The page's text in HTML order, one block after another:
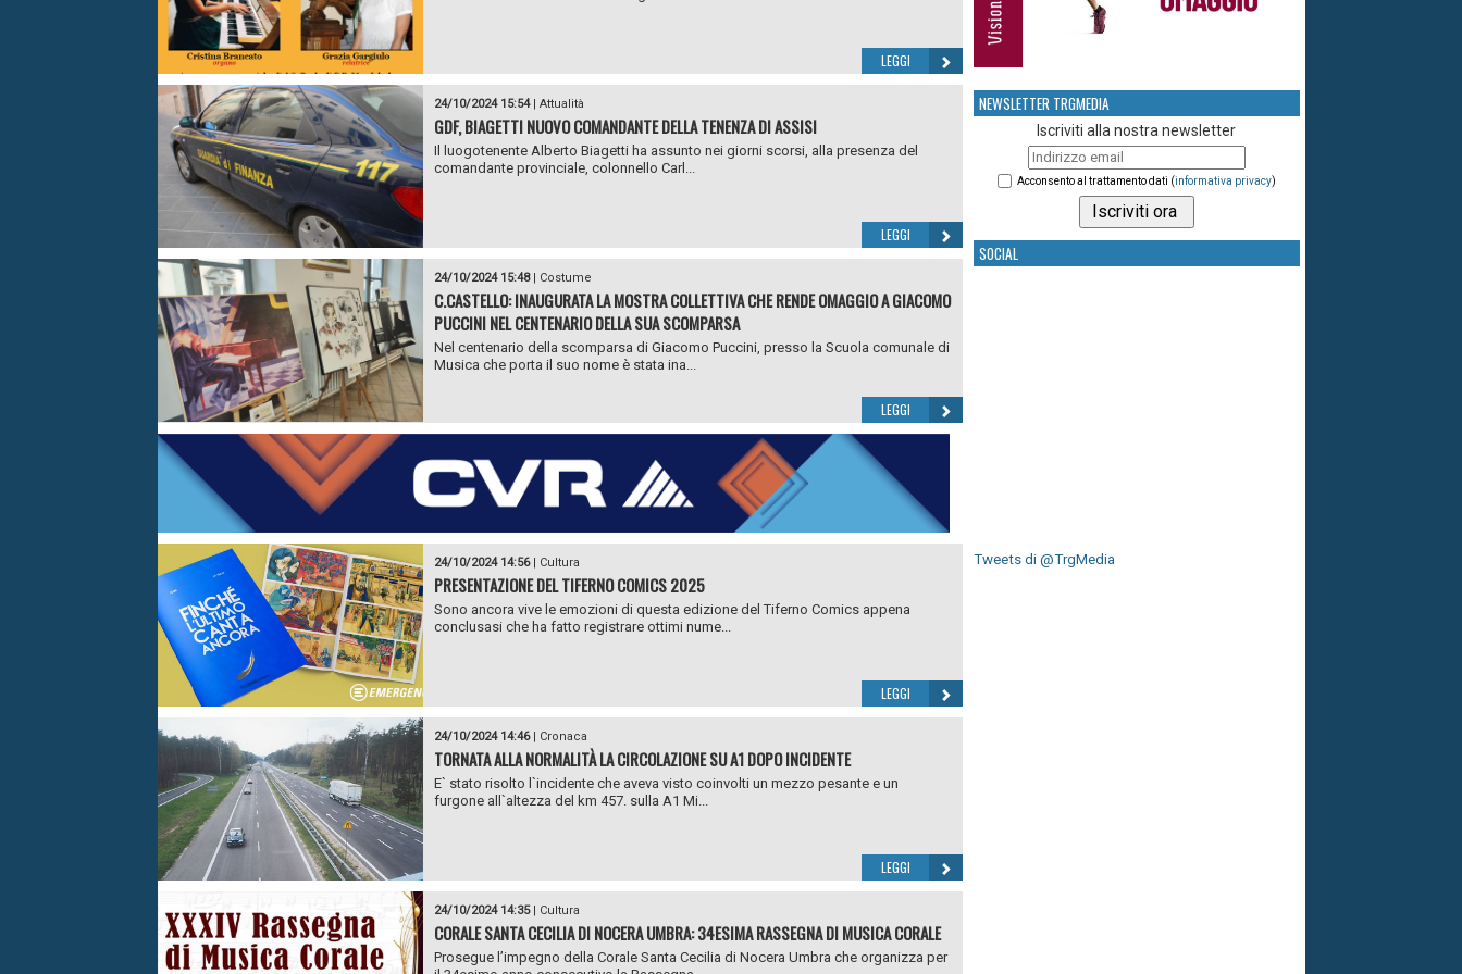
LEGGI
24/10/2024 15:54| Attualità
GDF, BIAGETTI NUOVO COMANDANTE DELLA TENENZA DI ASSISI
Il luogotenente Alberto Biagetti ha assunto nei giorni scorsi, alla presenza del
comandante provinciale, colonnello Carl...
LEGGI
24/10/2024 15:48| Costume
C.CASTELLO: INAUGURATA LA MOSTRA COLLETTIVA CHE RENDE OMAGGIO A GIACOMO
PUCCINI NEL CENTENARIO DELLA SUA SCOMPARSA
Nel centenario della scomparsa di Giacomo Puccini, presso la Scuola comunale di
Musica che porta il suo nome è stata ina...
LEGGI
24/10/2024 14:56| Cultura
PRESENTAZIONE DEL TIFERNO COMICS 2025
Sono ancora vive le emozioni di questa edizione del Tiferno Comics appena
conclusasi che ha fatto registrare ottimi nume...
LEGGI
24/10/2024 14:46| Cronaca
TORNATA ALLA NORMALITÀ LA CIRCOLAZIONE SU A1 DOPO INCIDENTE
E` stato risolto l`incidente che aveva visto coinvolti un mezzo pesante e un
furgone all`altezza del km 457. sulla A1 Mi...
LEGGI
24/10/2024 14:35| Cultura
CORALE SANTA CECILIA DI NOCERA UMBRA: 34ESIMA RASSEGNA DI MUSICA CORALE
Prosegue l’impegno della Corale Santa Cecilia di Nocera Umbra che organizza per
NEWSLETTER TRGMEDIA
Iscriviti alla nostra newsletter
Acconsento al trattamento dati (informativa privacy)
SOCIAL
Tweets di @TrgMedia